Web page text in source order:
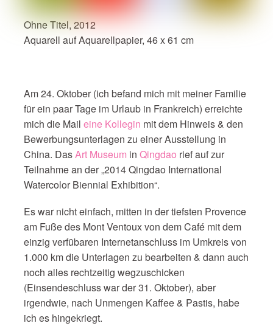
Ohne Titel, 2012
Aquarell auf Aquarellpapier, 46 x 61 cm
Am 24. Oktober (ich befand mich mit meiner Familie
für ein paar Tage im Urlaub in Frankreich) erreichte
mich die Mail eine Kollegin mit dem Hinweis & den
Bewerbungsunterlagen zu einer Ausstellung in
China. DasArt Museum in Qingdao rief auf zur
Teilnahme an der „2014 Qingdao International
Watercolor Biennial Exhibition“.
Es war nicht einfach, mitten in der tiefsten Provence
am Fuße des Mont Ventoux von dem Café mit dem
einzig verfübaren Internetanschluss im Umkreis von
1.000 km die Unterlagen zu bearbeiten & dann auch
noch alles rechtzeitig wegzuschicken
(Einsendeschluss war der 31. Oktober), aber
irgendwie, nach Unmengen Kaffee & Pastis, habe
ich es hingekriegt.